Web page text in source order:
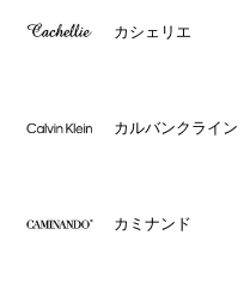
カシェリエ
カルバンクライン
カミナンド